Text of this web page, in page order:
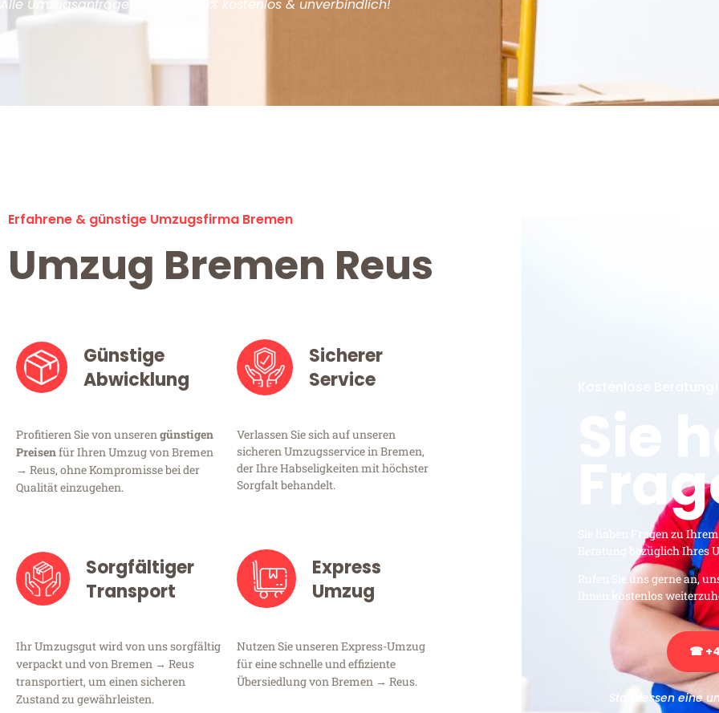
Alle Umzugsanfragen sind zu 100% kostenlos & unverbindlich!
Erfahrene & günstige Umzugsfirma Bremen
Umzug Bremen Reus
Günstige
Abwicklung
Profitieren Sie von unserengünstigen
Preisenfür Ihren Umzug von Bremen
→ Reus, ohne Kompromisse bei der
Qualität einzugehen.
Sicherer
Service
Verlassen Sie sich auf unseren
sicheren Umzugsservice in Bremen,
der Ihre Habseligkeiten mit höchster
Sorgfalt behandelt.
Sorgfältiger
Transport
Ihr Umzugsgut wird von uns sorgfältig
verpackt und von Bremen → Reus
transportiert, um einen sicheren
Zustand zu gewährleisten.
Express
Umzug
Nutzen Sie unseren Express-Umzug
für eine schnelle und effiziente
Übersiedlung von Bremen → Reus.
Sie
Sie haben Fragen zu
Beratung bezüglich Ihres
Rufen Sie uns gerne an,
Ihnen kostenlos
☎
Stattdessen eine